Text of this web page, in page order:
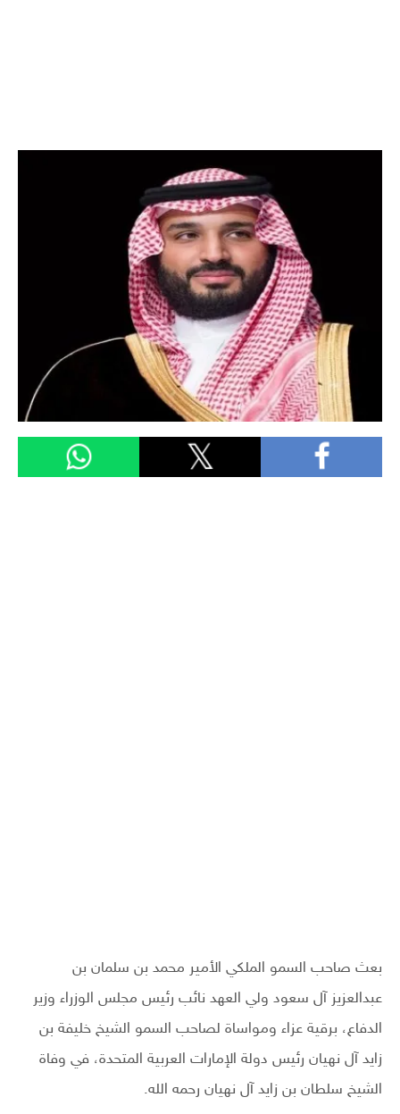
بعث صاحب السمو الملكي الأمير محمد بن سلمان بن
عبدالعزيز آل سعود ولي العهد نائب رئيس مجلس الوزراء وزير
الدفاع، برقية عزاء ومواساة لصاحب السمو الشيخ خليفة بن
زايد آل نهيان رئيس دولة الإمارات العربية المتحدة، في وفاة
الشيخ سلطان بن زايد آل نهيان رحمه الله.